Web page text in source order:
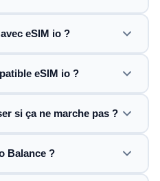
eSIM io ?
eSIM io ?
si ça ne marche pas ?
Balance ?